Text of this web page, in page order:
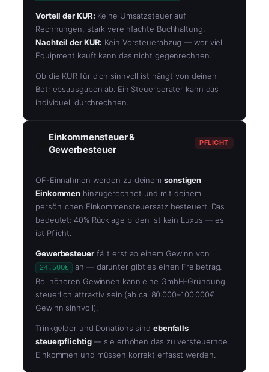
Vorteil der KUR: Keine Umsatzsteuer auf
Rechnungen, stark vereinfachte Buchhaltung.
Nachteil der KUR: Kein Vorsteuerabzug — wer viel
Equipment kauft kann das nicht gegenrechnen.
Ob die KUR für dich sinnvoll ist hängt von deinen
Betriebsausgaben ab. Ein Steuerberater kann das
individuell durchrechnen.
Einkommensteuer &
Gewerbesteuer
PFLICHT
OF-Einnahmen werden zu deinem sonstigen
Einkommen hinzugerechnet und mit deinem
persönlichen Einkommensteuersatz besteuert. Das
bedeutet: 40% Rücklage bilden ist kein Luxus — es
ist Pflicht.
Gewerbesteuerfällt erst ab einem Gewinn von
24.500€
an — darunter gibt es einen Freibetrag.
Bei höheren Gewinnen kann eine GmbH-Gründung
steuerlich attraktiv sein (ab ca. 80.000–100.000€
Gewinn sinnvoll).
Trinkgelder und Donations sind ebenfalls
steuerpflichtig— sie erhöhen das zu versteuernde
Einkommen und müssen korrekt erfasst werden.